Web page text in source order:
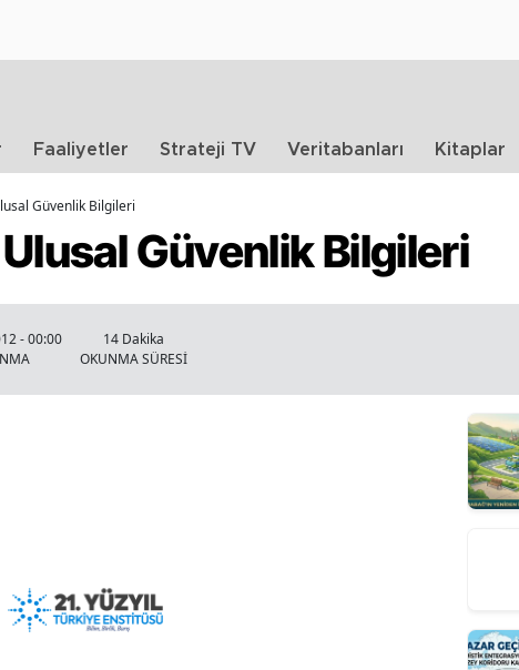
Faaliyetler Strateji TV Veritabanları Kitaplar
Güvenlik Bilgileri
Güvenlik Bilgileri
- 00:00
14 Dakika
OKUNMA SÜRESİ